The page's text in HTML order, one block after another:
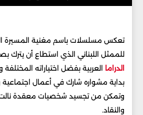
تعكس مسلسلات باسم مغنية المسيرة
للممثل اللبناني الذي استطاع أن
الدراما العربية بفضل اختياراته
بداية مشواره شارك في أعمال اجتماعية
وتمكن من تجسيد شخصيات معقدة نالت
والنقاد.